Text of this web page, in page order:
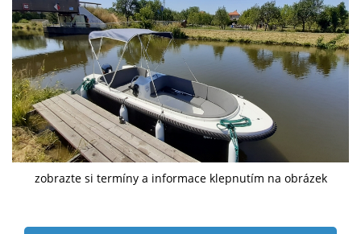
zobrazte si termíny a informace klepnutím na obrázek